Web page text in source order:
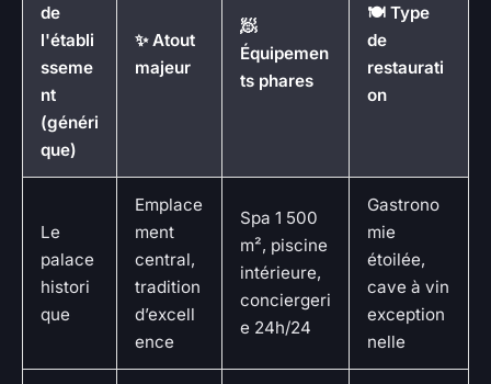
de
l'établi
sseme
nt
(généri
que)
✨ Atout
majeur
🧖
Équipemen
ts phares
🍽️ Type
de
restaurati
on
Le
palace
histori
que
Emplace
ment
central,
tradition
d’excell
ence
Spa 1 500
m², piscine
intérieure,
conciergeri
e 24h/24
Gastrono
mie
étoilée,
cave à vin
exception
nelle